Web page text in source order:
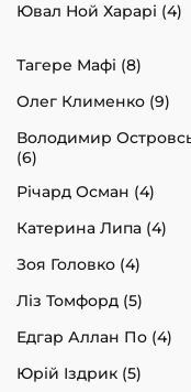
Ювал Ной Харарі (4)
Тагере Мафі (8)
Олег Клименко (9)
Володимир
(6)
Річард Осман (4)
Катерина Липа (4)
Зоя Головко (4)
Ліз Томфорд (5)
Едгар Аллан По (4)
Юрій Іздрик (5)